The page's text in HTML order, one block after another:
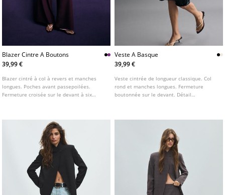
Blazer Cintre A Boutons
39,99 €
Blazer cintré à col à revers et manches
longues. Poches avant passepoilées.
Fermeture croisée sur le devant à six
Veste A Basque
39,99 €
Veste cintrée de longueur classique. Col
rond et manches longues. Fermeture
boutonnée sur le devant. Détail